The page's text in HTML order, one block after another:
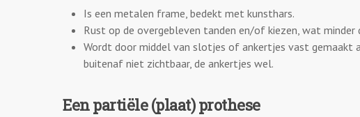
Is een metalen frame, bedekt met kunsthars.
Rust op de overgebleven tanden en/of kiezen, wat
Wordt door middel van slotjes of ankertjes vast gemaakt
buitenaf niet zichtbaar, de ankertjes wel.
Een partiële (plaat) prothese